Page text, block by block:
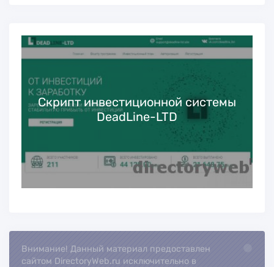
Скрипт инвестиционной системы
DeadLine-LTD
Внимание! Данный материал предоставлен
сайтом DirectoryWeb.ru исключительно в